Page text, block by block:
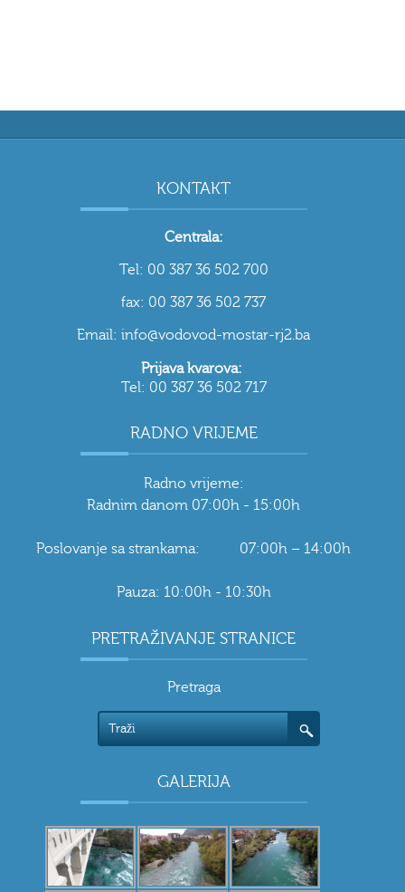
KONTAKT
Centrala:
Tel: 00 387 36 502 700
fax: 00 387 36 502 737
Email: info@vodovod-mostar-rj2.ba
Prijava kvarova:
Tel: 00 387 36 502 717
RADNO VRIJEME
Radno vrijeme:
Radnim danom 07:00h - 15:00h
Poslovanje sa strankama: 07:00h – 14:00h
Pauza: 10:00h - 10:30h
PRETRAŽIVANJE STRANICE
Pretraga
GALERIJA